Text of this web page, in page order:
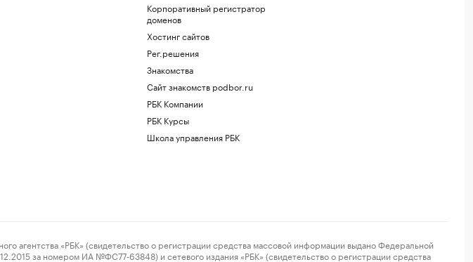
Корпоративный регистратор
доменов
Хостинг сайтов
Рег.решения
Знакомства
Сайт знакомств podbor.ru
РБК Компании
РБК Курсы
Школа управления РБК
«РБК» (свидетельство о регистрации средства массовой информации выдано Федеральной
за номером ИА №ФС77-63848) и сетевого издания «РБК» (свидетельство о регистрации средства